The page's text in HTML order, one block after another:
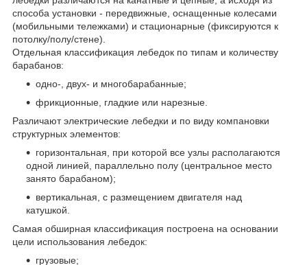
способа установки - передвижные, оснащенные колесами
(мобильными тележками) и стационарные (фиксируются к
потолку/полу/стене).
Отдельная классификация лебедок по типам и количеству
барабанов:
одно-, двух- и многобарабанные;
фрикционные, гладкие или нарезные.
Различают электрические лебедки и по виду компановки
структурных элементов:
горизонтальная, при которой все узлы располагаются
одной линией, параллельно полу (центральное место
занято барабаном);
вертикальная, с размещением двигателя над
катушкой.
Самая обширная классификация построена на основании
цели использования лебедок:
грузовые;